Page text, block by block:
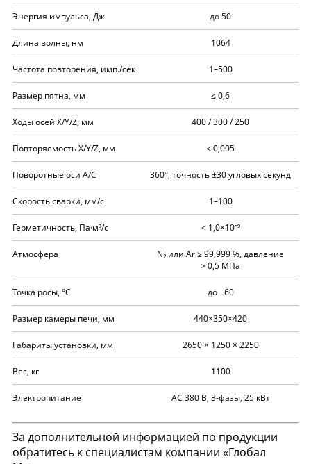
Энергия импульса, Дж до 50
Длина волны, нм 1064
Частота повторения, имп./сек 1–500
Размер пятна, мм ≤ 0,6
Ходы осей X/Y/Z, мм 400 / 300 / 250
Повторяемость X/Y/Z, мм ≤ 0,005
Поворотные оси A/C 360°, точность ±30 угловых секунд
Скорость сварки, мм/с 1–100
Герметичность, Па·м³/с < 1,0×10⁻⁹
Атмосфера
N₂ или Ar ≥ 99,999 %, давление
> 0,5 МПа
Точка росы, °C до −60
Размер камеры печи, мм 440×350×420
Габариты установки, мм 2650 × 1250 × 2250
Вес, кг 1100
Электропитание AC 380 В, 3-фазы, 25 кВт
За дополнительной информацией по продукции
обратитесь к специалистам компании «Глобал